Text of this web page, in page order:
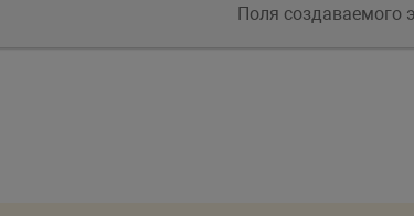
Поля создаваемого